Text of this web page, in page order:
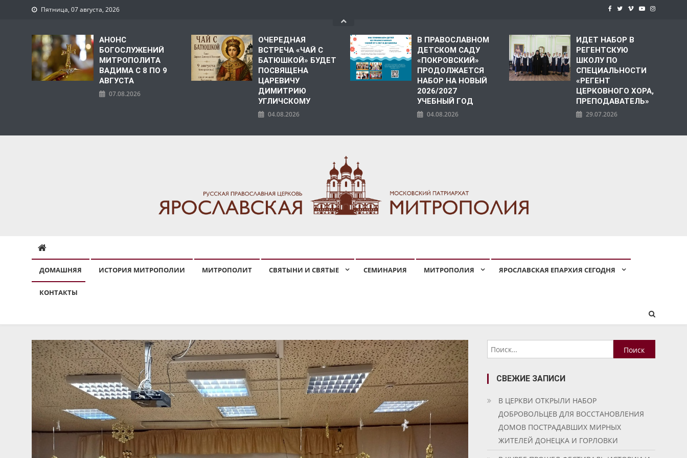
Пятница, 07 августа, 2026
АНОНС
БОГОСЛУЖЕНИЙ
МИТРОПОЛИТА
ВАДИМА С 8 ПО 9
АВГУСТА
07.08.2026
ОЧЕРЕДНАЯ
ВСТРЕЧА «ЧАЙ С
БАТЮШКОЙ» БУДЕТ
ПОСВЯЩЕНА
ЦАРЕВИЧУ
ДИМИТРИЮ
УГЛИЧСКОМУ
04.08.2026
В ПРАВОСЛАВНОМ
ДЕТСКОМ САДУ
«ПОКРОВСКИЙ»
ПРОДОЛЖАЕТСЯ
НАБОР НА НОВЫЙ
2026/2027
УЧЕБНЫЙ ГОД
04.08.2026
ИДЕТ НАБОР В
РЕГЕНТСКУЮ
ШКОЛУ ПО
СПЕЦИАЛЬНОСТИ
«РЕГЕНТ
ЦЕРКОВНОГО ХОРА,
ПРЕПОДАВАТЕЛЬ»
29.07.2026
ДОМАШНЯЯ ИСТОРИЯ МИТРОПОЛИИ МИТРОПОЛИТ СВЯТЫНИ И СВЯТЫЕ СЕМИНАРИЯ МИТРОПОЛИЯ ЯРОСЛАВСКАЯ ЕПАРХИЯ СЕГОДНЯ
КОНТАКТЫ
Найти:
СВЕЖИЕ ЗАПИСИ
В ЦЕРКВИ ОТКРЫЛИ НАБОР
ДОБРОВОЛЬЦЕВ ДЛЯ ВОССТАНОВЛЕНИЯ
ДОМОВ ПОСТРАДАВШИХ МИРНЫХ
ЖИТЕЛЕЙ ДОНЕЦКА И ГОРЛОВКИ